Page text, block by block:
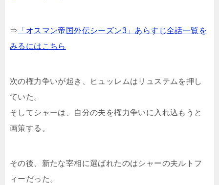
⇒ 「オスマン帝国外伝シーズン3」あらすじ全話一覧を
みるにはこちら
次の権力争いが起き、ヒュッレムはリュステムを押し
ていた。
そしてシャーは、自分の夫を権力争いに入れ込もうと
画策する。
その後、新たな宰相に選ばれたのはシャーの夫ルトフ
ィーだった。